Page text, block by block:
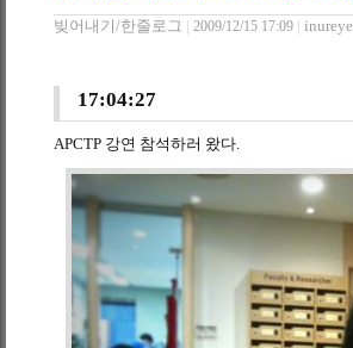
빚어내기/한줄로그 2009/12/15 17:09
17:04:27
APCTP 강연 참석하러 왔다.